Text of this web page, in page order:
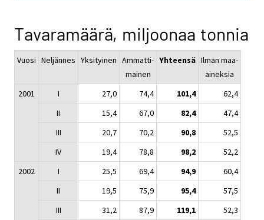
Tavaramäärä, miljoonaa tonnia
Vuosi Neljännes Yksityinen Ammatti-
mainen
Yhteensä Ilman maa-
aineksia
2001
I 27,0 74,4 101,4
62,4
II
15,4 67,0 82,4
47,4
III
20,7 70,2 90,8
52,5
IV
19,4 78,8 98,2
52,2
2002
I 25,5 69,4 94,9
60,4
II
19,5 75,9 95,4
57,5
III
31,2 87,9 119,1
52,3